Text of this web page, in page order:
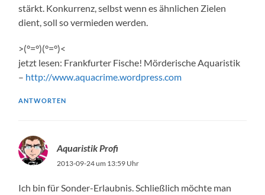
stärkt. Konkurrenz, selbst wenn es ähnlichen Zielen
dient, soll so vermieden werden.
>(°=°)(°=°)<
jetzt lesen: Frankfurter Fische! Mörderische Aquaristik
– http://www.aquacrime.wordpress.com
ANTWORTEN
Aquaristik Profi
2013-09-24 um 13:59 Uhr
Ich bin für Sonder-Erlaubnis. Schließlich möchte man